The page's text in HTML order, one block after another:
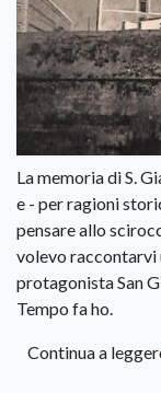
La memoria di S.
e - per ragioni
pensare allo
volevo raccontarvi
protagonista San
Tempo fa ho.
Continua a